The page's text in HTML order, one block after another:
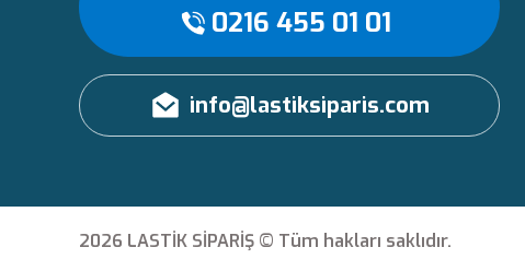
0216 455 01 01
info@lastiksiparis.com
2026 LASTİK SİPARİŞ © Tüm hakları saklıdır.